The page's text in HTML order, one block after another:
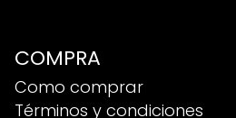
COMPRA
Como comprar
Términos y condiciones